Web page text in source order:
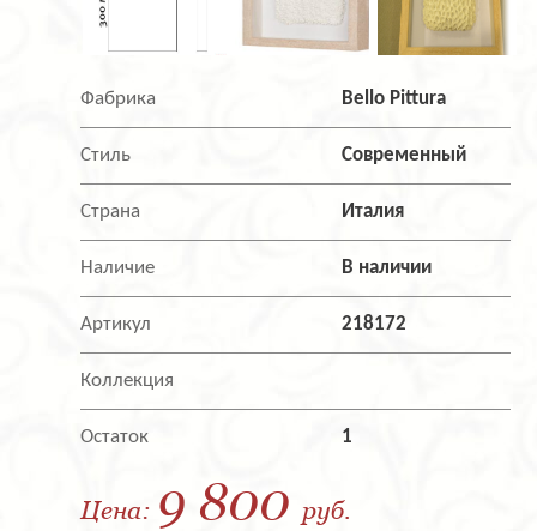
Фабрика Bello Pittura
Стиль Современный
Страна Италия
Наличие В наличии
Артикул 218172
Коллекция
Остаток 1
Цена: 9 800 руб.